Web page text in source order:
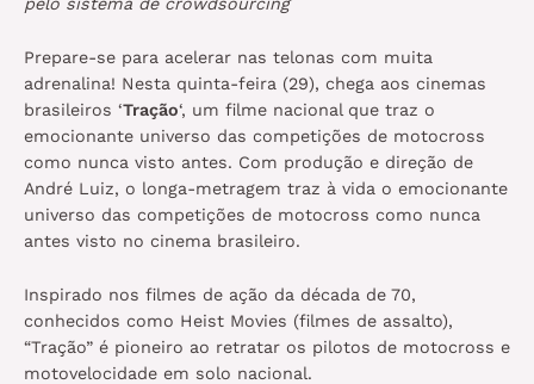
Prepare-se para acelerar nas telonas com muita
adrenalina! Nesta quinta-feira (29), chega aos cinemas
brasileiros ‘Tração‘, um filme nacional que traz o
emocionante universo das competições de motocross
como nunca visto antes. Com produção e direção de
André Luiz, o longa-metragem traz à vida o emocionante
universo das competições de motocross como nunca
antes visto no cinema brasileiro.
Inspirado nos filmes de ação da década de 70,
conhecidos como Heist Movies (filmes de assalto),
“Tração” é pioneiro ao retratar os pilotos de motocross e
motovelocidade em solo nacional.